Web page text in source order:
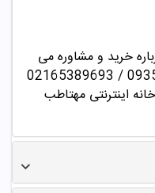
خرید و مشاوره می
توانید با این شماره ها 09358343612 / 02165389693
اینترنتی مهتاطب